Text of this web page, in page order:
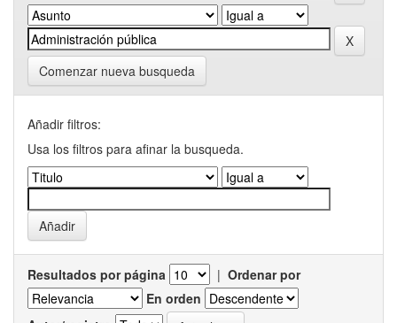
Comenzar nueva busqueda
Añadir filtros:
Usa los filtros para afinar la busqueda.
Resultados por página | Ordenar por
En orden